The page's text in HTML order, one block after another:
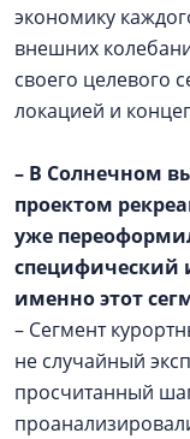
экономику
внешних
своего целевого
локацией и
– В Солнечном
проектом
уже
специфический
именно этот
– Сегмент
не случайный
просчитанный